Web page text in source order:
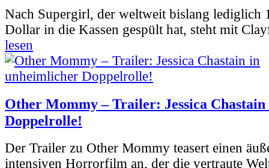
Nach Supergirl, der weltweit bislang lediglich
Dollar in die Kassen gespült hat, steht mit
lesen
Other Mommy – Trailer: Jessica
Doppelrolle!
Der Trailer zu Other Mommy teasert einen
intensiven Horrorfilm an, der die vertraute